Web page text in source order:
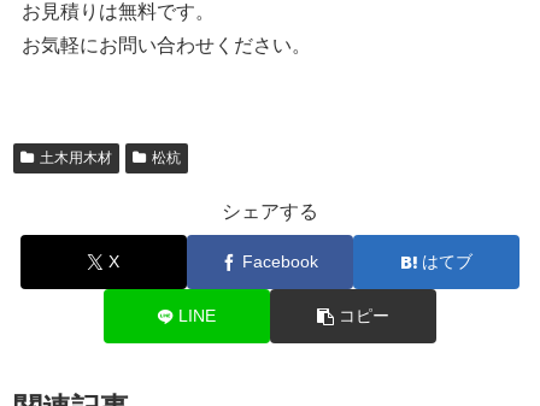
お見積りは無料です。
お気軽にお問い合わせください。
土木用木材 松杭
シェアする
X Facebook はてブ
LINE コピー